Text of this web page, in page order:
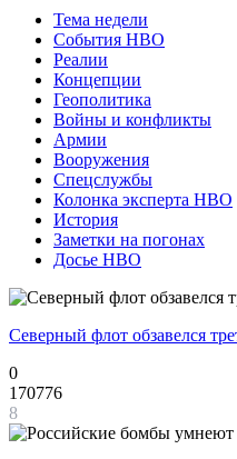
Тема недели
События НВО
Реалии
Концепции
Геополитика
Войны и конфликты
Армии
Вооружения
Спецслужбы
Колонка эксперта НВО
История
Заметки на погонах
Досье НВО
Северный флот обзавелся
0
170776
8